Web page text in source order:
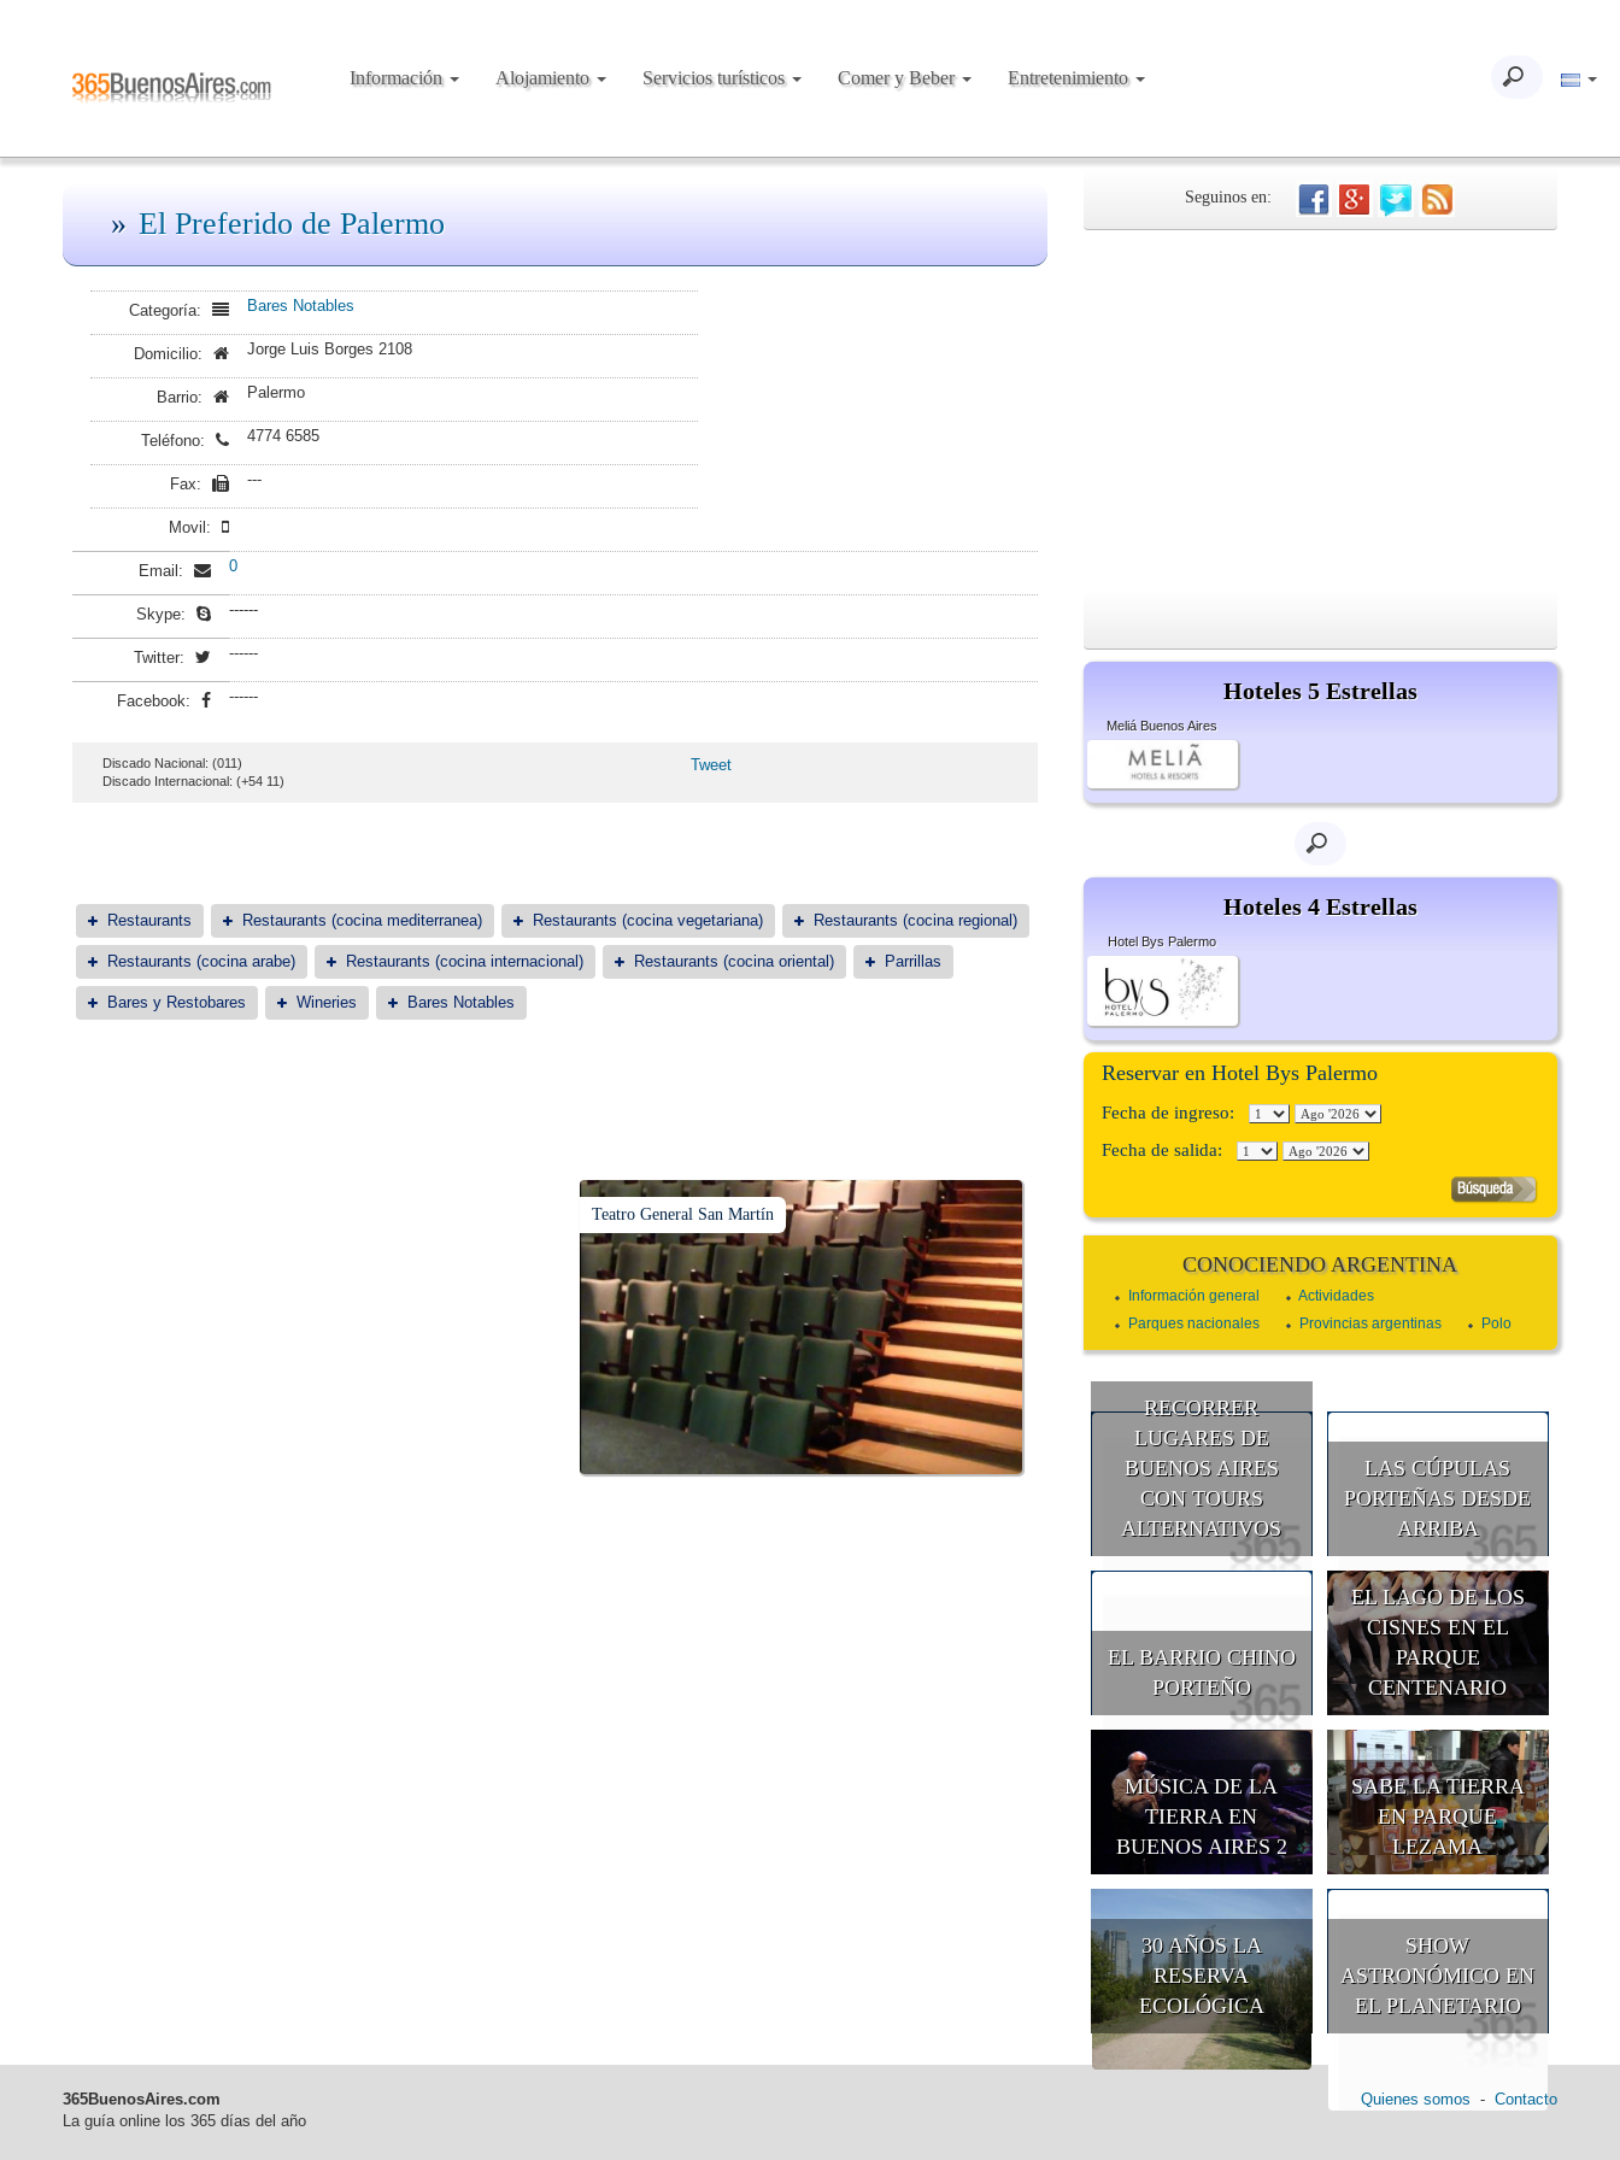
Información Alojamiento Servicios turísticos Comer y Beber Entretenimiento
El Preferido de Palermo
Categoría: Bares Notables
Domicilio: Jorge Luis Borges 2108
Barrio: Palermo
Teléfono: 4774 6585
Fax: ---
Movil:
Email: 0
Skype: ------
Twitter: ------
Facebook: ------
Discado Nacional: (011)
Discado Internacional: (+54 11)
Tweet
Restaurants Restaurants (cocina mediterranea) Restaurants (cocina vegetariana) Restaurants (cocina regional)
Restaurants (cocina arabe) Restaurants (cocina internacional) Restaurants (cocina oriental) Parrillas
Bares y Restobares Wineries Bares Notables
Teatro General San Martín
Seguinos en:
Hoteles 5 Estrellas
Meliá Buenos Aires
Hoteles 4 Estrellas
Hotel Bys Palermo
Reservar en Hotel Bys Palermo
Fecha de ingreso:
Fecha de salida:
CONOCIENDO ARGENTINA
Información general
Actividades
Parques nacionales
Provincias argentinas Polo
RECORRER
LUGARES DE
BUENOS AIRES
CON TOURS
ALTERNATIVOS
LAS CÚPULAS
PORTEÑAS DESDE
ARRIBA
EL BARRIO CHINO
PORTEÑO
EL LAGO DE LOS
CISNES EN EL
PARQUE
CENTENARIO
MÚSICA DE LA
TIERRA EN
BUENOS AIRES 2
SABE LA TIERRA
EN PARQUE
LEZAMA
30 AÑOS LA
RESERVA
ECOLÓGICA
SHOW
ASTRONÓMICO EN
EL PLANETARIO
365BuenosAires.com
La guía online los 365 días del año
Quienes somos - Contacto